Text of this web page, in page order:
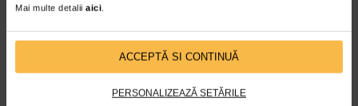
Mai multe detalii aici
ACCEPTĂ SI CONTINUĂ
PERSONALIZEAZĂ SETĂRILE
1 varf - ortodontic - pentru masaj gingival si ideal pentru cei ce
1 varf “Tongue scraper” pentru curatarea zonei limbii,
indepartarea bacteriilor si imbunatatirea circulatiei.